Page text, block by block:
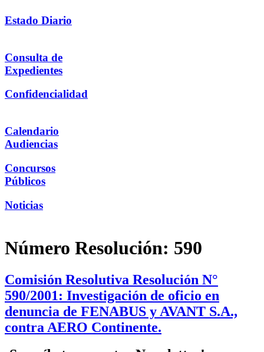
Estado Diario
Consulta de
Expedientes
Confidencialidad
Calendario
Audiencias
Concursos
Públicos
Noticias
Número Resolución: 590
Comisión Resolutiva Resolución N°
590/2001: Investigación de oficio en
denuncia de FENABUS y AVANT S.A.,
contra AERO Continente.